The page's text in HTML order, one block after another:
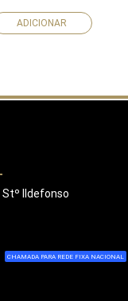
ADICIONAR
Stº Ildefonso
CHAMADA PARA REDE FIXA NACIONAL